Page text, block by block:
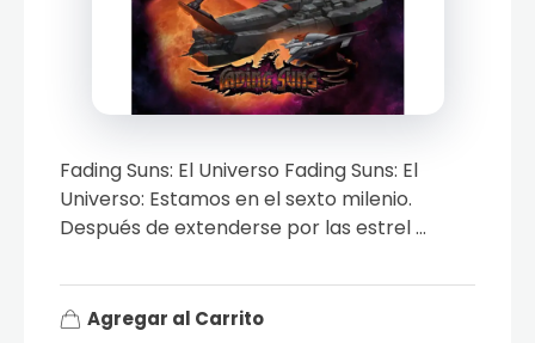
Fading Suns: El Universo Fading Suns: El
Universo: Estamos en el sexto milenio.
Después de extenderse por las estrel ...
Agregar al Carrito